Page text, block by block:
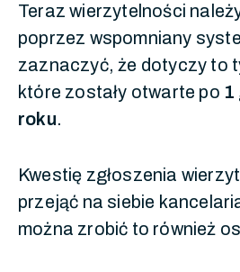
Teraz wierzytelności
poprzez wspomniany
zaznaczyć, że dotyczy to
które zostały otwarte po 1
roku.
Kwestię zgłoszenia
przejąć na siebie
można zrobić to również